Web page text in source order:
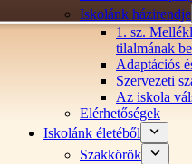
Iskolánk házirendje
1. sz.
tilalmának
Adaptációs
Szervezeti
Az iskola
Elérhetőségek
Iskolánk életéből
Szakkörök